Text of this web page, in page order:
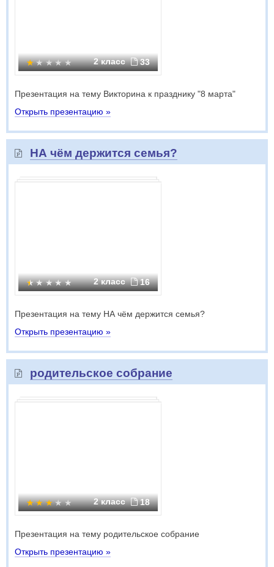
2 класс 33
Презентация на тему Викторина к празднику "8 марта"
Открыть презентацию »
НА чём держится семья?
2 класс 16
Презентация на тему НА чём держится семья?
Открыть презентацию »
родительское собрание
2 класс 18
Презентация на тему родительское собрание
Открыть презентацию »